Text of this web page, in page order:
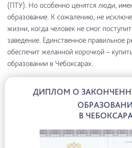
(ПТУ). Но особенно ценятся люди,
образование. К сожалению, не
жизни, когда человек не смог
заведение. Единственное правильное
обеспечит желанной корочкой –
образовании в Чебоксарах.
ДИПЛОМ О
В